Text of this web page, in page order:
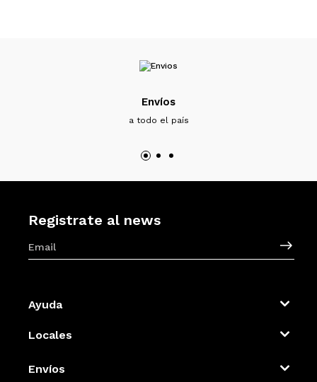
Envíos
a todo el país
Registrate al news
Ayuda
Locales
Envíos